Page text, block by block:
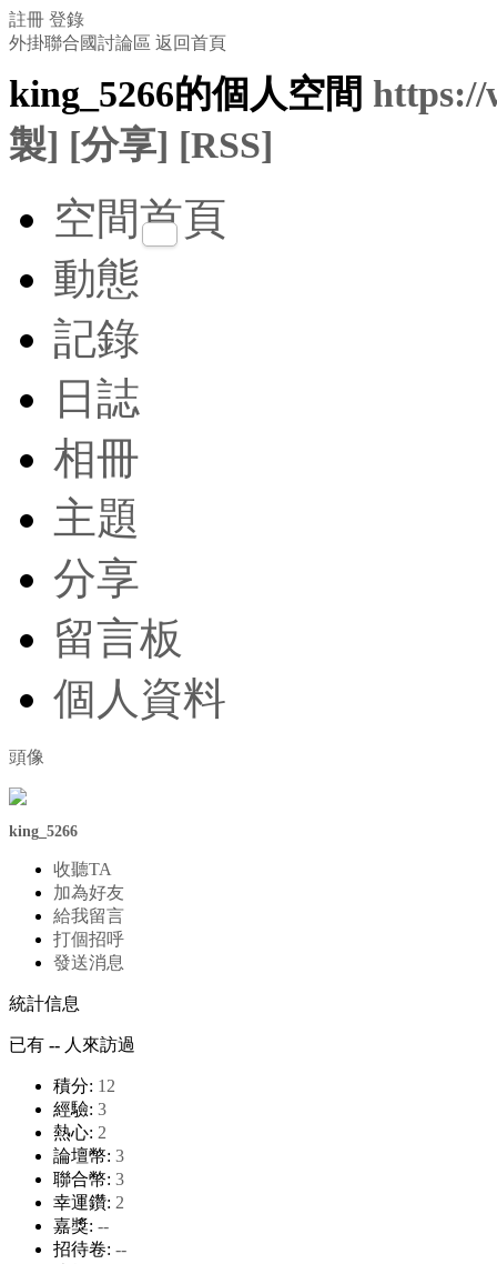
註冊 登錄
外掛聯合國討論區 返回首頁
king_5266的個人空間 https://
製] [分享] [RSS]
空間首頁
動態
記錄
日誌
相冊
主題
分享
留言板
個人資料
頭像
king_5266
收聽TA
加為好友
給我留言
打個招呼
發送消息
統計信息
已有 -- 人來訪過
積分: 12
經驗: 3
熱心: 2
論壇幣: 3
聯合幣: 3
幸運鑽: 2
嘉獎: --
招待卷: --